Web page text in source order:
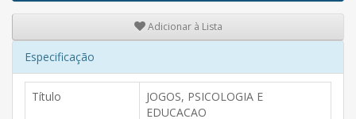
Adicionar à Lista
Especificação
Título
JOGOS, PSICOLOGIA E
EDUCACAO